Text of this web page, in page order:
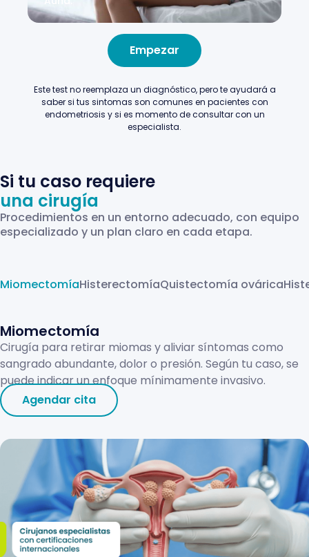
Empezar
Este test no reemplaza un diagnóstico, pero te ayudará a
saber si tus sintomas son comunes en pacientes con
endometriosis y si es momento de consultar con un
especialista.
Si tu caso requiere
una cirugía
Procedimientos en un entorno adecuado, con equipo
especializado y un plan claro en cada etapa.
MiomectomíaHisterectomíaQuistectomía ovárica
Miomectomía
Cirugía para retirar miomas y aliviar síntomas como
sangrado abundante, dolor o presión. Según tu caso, se
puede indicar un enfoque mínimamente invasivo.
Agendar cita